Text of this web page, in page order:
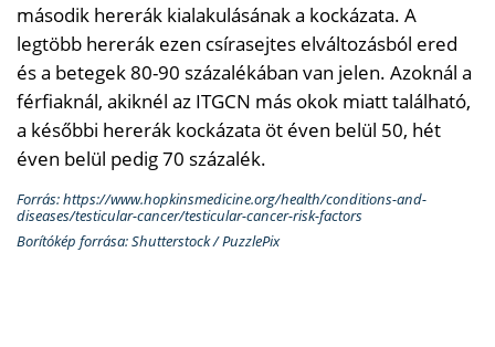
második hererák kialakulásának a kockázata. A
legtöbb hererák ezen csírasejtes elváltozásból ered
és a betegek 80-90 százalékában van jelen. Azoknál a
férfiaknál, akiknél az ITGCN más okok miatt található,
a későbbi hererák kockázata öt éven belül 50, hét
éven belül pedig 70 százalék.
Forrás: https://www.hopkinsmedicine.org/health/conditions-and-
diseases/testicular-cancer/testicular-cancer-risk-factors
Borítókép forrása: Shutterstock / PuzzlePix